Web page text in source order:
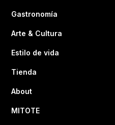
Gastronomía
Arte & Cultura
Estilo de vida
Tienda
About
MITOTE